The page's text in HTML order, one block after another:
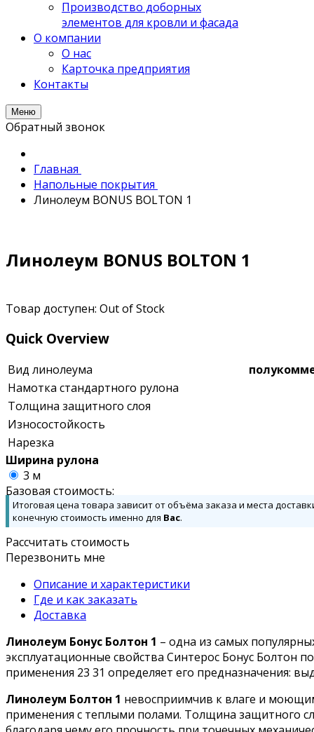
Производство доборных
элементов для кровли и фасада
О компании
О нас
Карточка предприятия
Контакты
Меню
Обратный звонок
Главная
Напольные покрытия
Линолеум BONUS BOLTON 1
Линолеум BONUS BOLTON 1
Товар доступен: Out of Stock
Quick Overview
Вид линолеума
Намотка стандартного рулона
Толщина защитного слоя
Износостойкость
Нарезка
Ширина рулона
3 м
Базовая стоимость:
Итоговая цена товара зависит от объёма заказа и места
конечную стоимость именно для Вас.
Рассчитать стоимость
Перезвонить мне
Описание и характеристики
Где и как заказать
Доставка
Линолеум Бонус Болтон 1 – одна из самых
эксплуатационные свойства Синтерос Бонус Болтон
применения 23 31 определяет его предназначения:
Линолеум Болтон 1 невосприимчив к влаге и
применения с теплыми полами. Толщина защитного